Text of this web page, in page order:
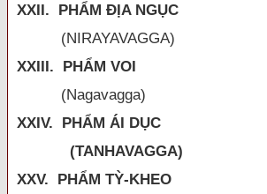
XXII. PHẨM ĐỊA NGỤC
(NIRAYAVAGGA)
XXIII. PHẨM VOI
(Nagavagga)
XXIV. PHẨM ÁI DỤC
(TANHAVAGGA)
XXV. PHẨM TỲ-KHEO